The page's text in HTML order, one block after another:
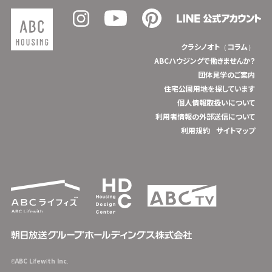
クラシノオト（コラム）
ABCハウジングで働きませんか？
団体見学のご案内
住宅公園用地を探しています
個人情報取扱いについて
利用者情報の外部送信について
利用規約
サイトマップ
©ABC Lifewith Inc.